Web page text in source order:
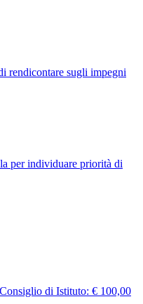
rendicontare sugli impegni
per individuare priorità di
di Istituto: € 100,00